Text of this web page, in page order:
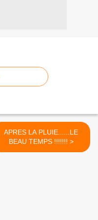
APRES LA PLUIE......LE
BEAU TEMPS !!!!!!! >